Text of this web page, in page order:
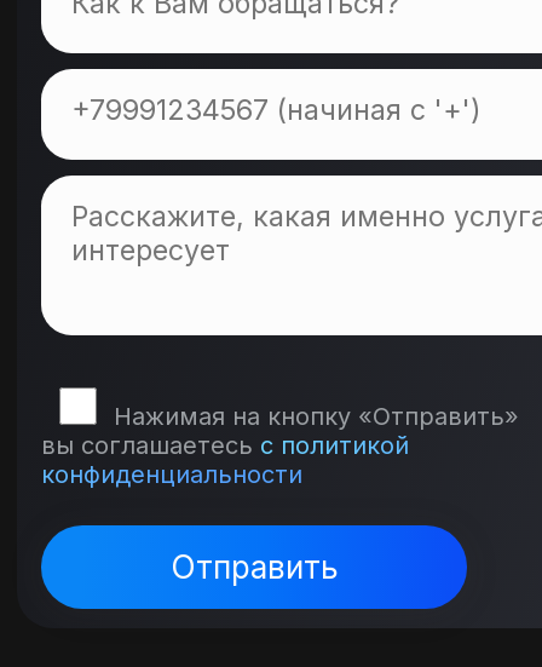
Нажимая на кнопку «Отправить»
вы соглашаетесь с политикой
конфиденциальности